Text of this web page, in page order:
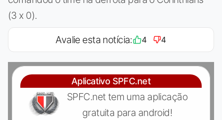
(3 x 0).
Avalie esta notícia: 4 4
Aplicativo SPFC.net
SPFC.net tem uma aplicação
gratuita para android!